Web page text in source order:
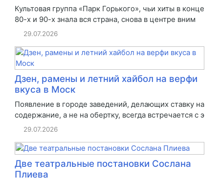
Культовая группа «Парк Горького», чьи хиты в конце
80-х и 90-х знала вся страна, снова в центре вним
29.07.2026
Дзен, рамены и летний хайбол на верфи
вкуса в Моск
Появление в городе заведений, делающих ставку на
содержание, а не на обертку, всегда встречается с э
29.07.2026
Две театральные постановки Сослана
Плиева